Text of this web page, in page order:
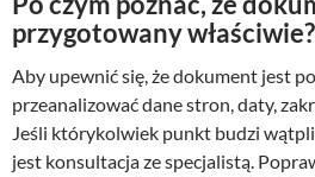
przygotowany właściwie?
Aby upewnić się, że dokument jest
przeanalizować dane stron, daty,
Jeśli którykolwiek punkt budzi
jest konsultacja ze specjalistą.